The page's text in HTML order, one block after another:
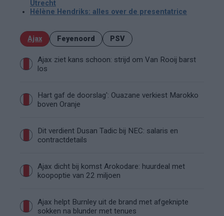
Utrecht
Hélène Hendriks: alles over de presentatrice
Ajax Feyenoord PSV
Ajax ziet kans schoon: strijd om Van Rooij barst
los
Hart gaf de doorslag': Ouazane verkiest Marokko
boven Oranje
Dit verdient Dusan Tadic bij NEC: salaris en
contractdetails
Ajax dicht bij komst Arokodare: huurdeal met
koopoptie van 22 miljoen
Ajax helpt Burnley uit de brand met afgeknipte
sokken na blunder met tenues